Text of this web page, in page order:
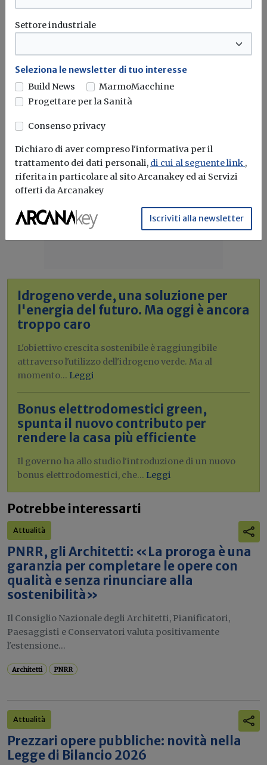
creare bellezza.
Idrogeno verde, una soluzione per
l'energia del futuro. Ma oggi è ancora
troppo caro
L'obiettivo crescita sostenibile è raggiungibile
attraverso l'utilizzo dell'idrogeno verde. Ma al
momento... Leggi
Bonus elettrodomestici green,
spunta il nuovo contributo per
rendere la casa più efficiente
Il governo ha allo studio l'introduzione di un nuovo
bonus elettrodomestici, che... Leggi
Potrebbe interessarti
Attualità
PNRR, gli Architetti: «La proroga è una
garanzia per completare le opere con
qualità e senza rinunciare alla
sostenibilità»
Il Consiglio Nazionale degli Architetti, Pianificatori,
Paesaggisti e Conservatori valuta positivamente
l'estensione...
Architetti PNRR
Attualità
Prezzari opere pubbliche: novità nella
Legge di Bilancio 2026
Settore industriale
Seleziona le newsletter di tuo interesse
Build News
MarmoMacchine
Progettare per la Sanità
Consenso privacy
Dichiaro di aver compreso l'informativa per il
trattamento dei dati personali, di cui al seguente link ,
riferita in particolare al sito Arcanakey ed ai Servizi
offerti da Arcanakey
Iscriviti alla newsletter